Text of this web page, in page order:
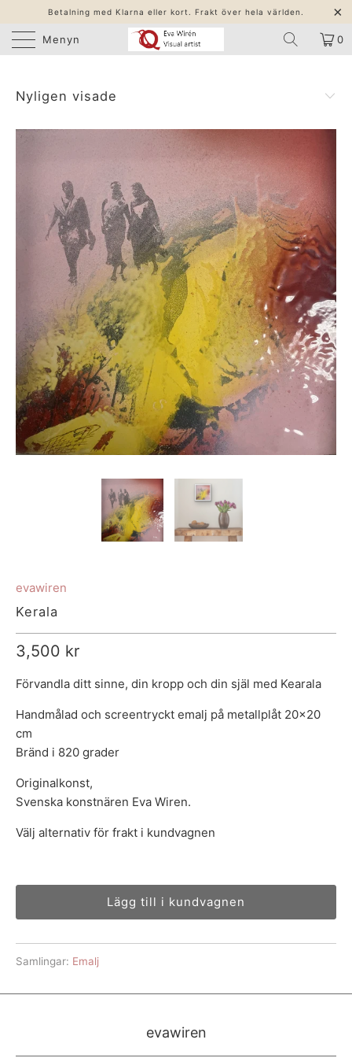
Betalning med Klarna eller kort. Frakt över hela världen.
Menyn 0
Nyligen visade
evawiren
Kerala
3,500 kr
Förvandla ditt sinne, din kropp och din själ med Kearala
Handmålad och screentryckt emalj på metallplåt 20x20
cm
Bränd i 820 grader
Originalkonst,
Svenska konstnären Eva Wiren.
Välj alternativ för frakt i kundvagnen
Lägg till i kundvagnen
Samlingar: Emalj
evawiren